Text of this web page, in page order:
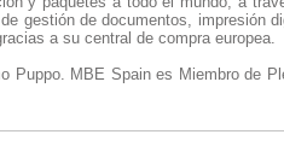
gestión de documentos, impresión
a su central de compra europea.
Puppo. MBE Spain es Miembro de